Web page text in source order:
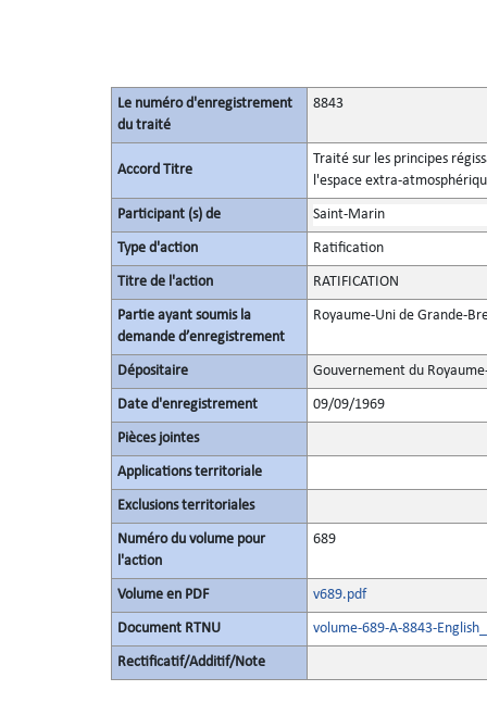
Le numéro d'enregistrement
du traité
8843
Accord Titre
Traité sur les principes
l'espace extra-
Participant (s) de Saint-Marin
Type d'action Ratification
Titre de l'action RATIFICATION
Partie ayant soumis la
demande d’enregistrement
Royaume-Uni de Grande-
Dépositaire Gouvernement du
Date d'enregistrement 09/09/1969
Pièces jointes
Applications territoriale
Exclusions territoriales
Numéro du volume pour
l'action
689
Volume en PDF v689.pdf
Document RTNU volume-689-A-8843-
Rectificatif/Additif/Note